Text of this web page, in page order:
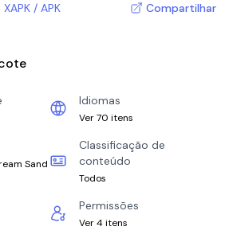
/ APK Compartilhar
Idiomas
Ver 70 itens
Sand
Classificação de
conteúdo
Todos
Permissões
Ver 4 itens